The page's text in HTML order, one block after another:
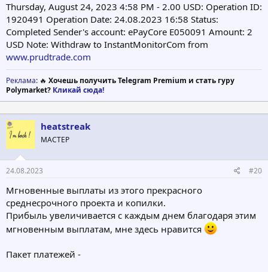
Thursday, August 24, 2023 4:58 PM - 2.00 USD: Operation ID:
1920491 Operation Date: 24.08.2023 16:58 Status:
Completed Sender's account: ePayCore E050091 Amount: 2
USD Note: Withdraw to InstantMonitorCom from
www.prudtrade.com
Реклама: 🔥 Хочешь получить Telegram Premium и стать гуру
Polymarket? Кликай сюда!
heatstreak
МАСТЕР
24.08.2023 #20
Мгновенные выплаты из этого прекрасного
среднесрочного проекта и копилки.
Прибыль увеличивается с каждым днем благодаря этим
мгновенным выплатам, мне здесь нравится
Пакет платежей -